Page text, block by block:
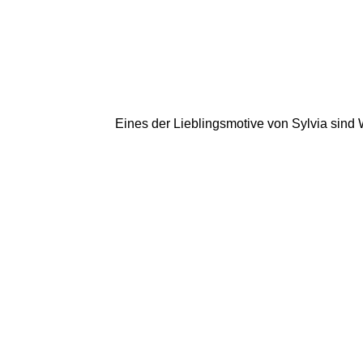
Eines der Lieblingsmotive von Sylvia sind